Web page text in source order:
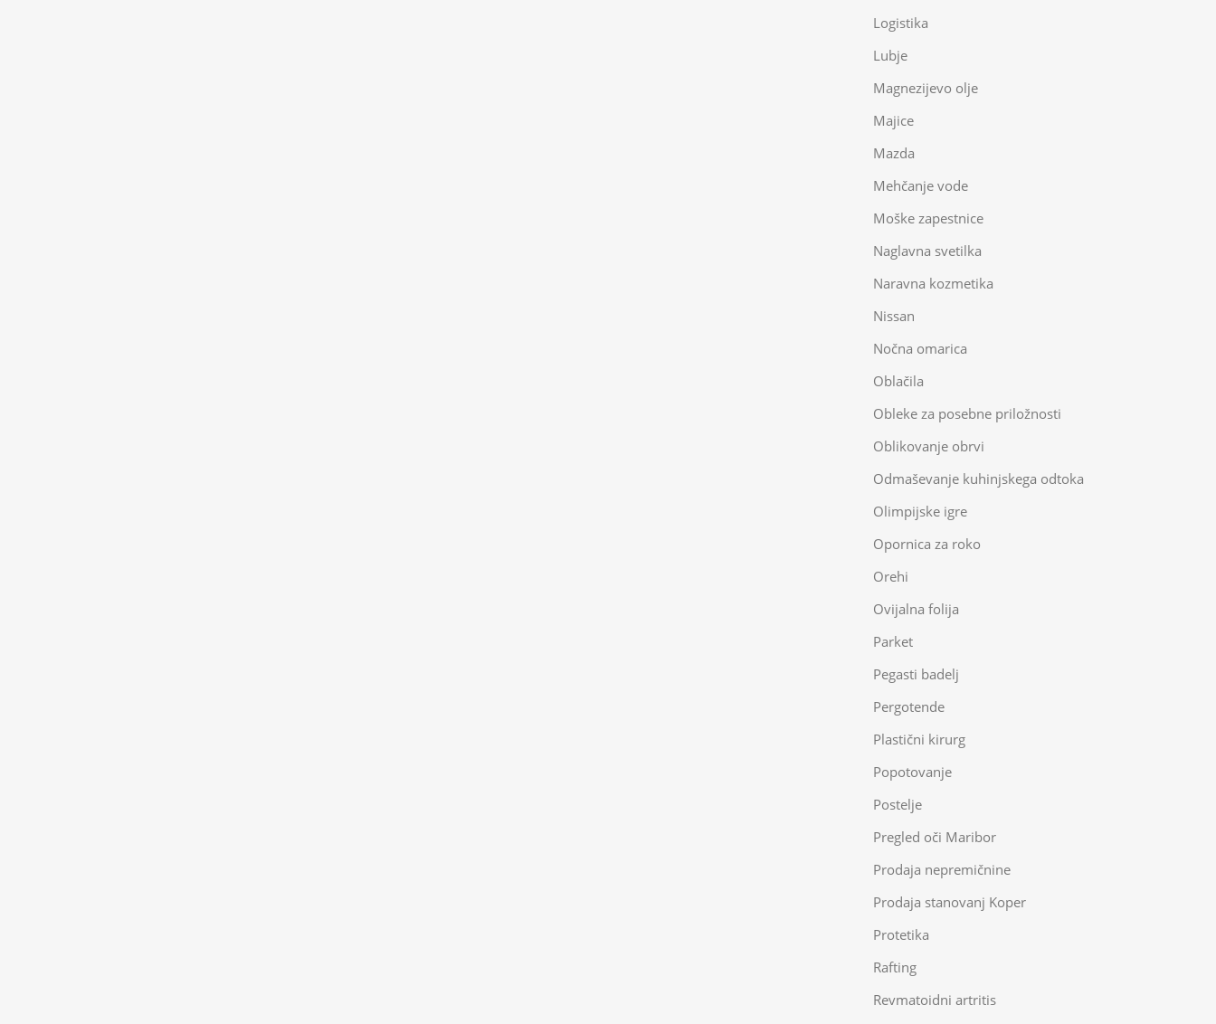
Logistika
Lubje
Magnezijevo olje
Majice
Mazda
Mehčanje vode
Moške zapestnice
Naglavna svetilka
Naravna kozmetika
Nissan
Nočna omarica
Oblačila
Obleke za posebne priložnosti
Oblikovanje obrvi
Odmaševanje kuhinjskega odtoka
Olimpijske igre
Opornica za roko
Orehi
Ovijalna folija
Parket
Pegasti badelj
Pergotende
Plastični kirurg
Popotovanje
Postelje
Pregled oči Maribor
Prodaja nepremičnine
Prodaja stanovanj Koper
Protetika
Rafting
Revmatoidni artritis